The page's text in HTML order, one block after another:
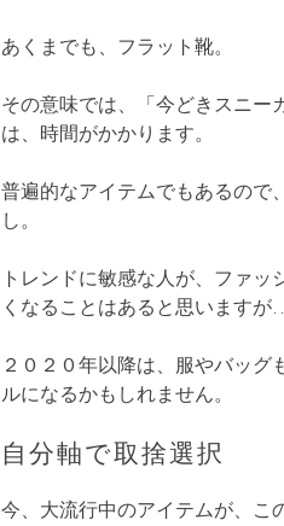
あくまでも、フラット靴。
その意味では、「今どきスニー
は、時間がかかります。
普遍的なアイテムでもあるので
し。
トレンドに敏感な人が、ファ
くなることはあると思いますが…
２０２０年以降は、服やバッ
ルになるかもしれません。
自分軸で取捨選択
今、大流行中のアイテムが、こ